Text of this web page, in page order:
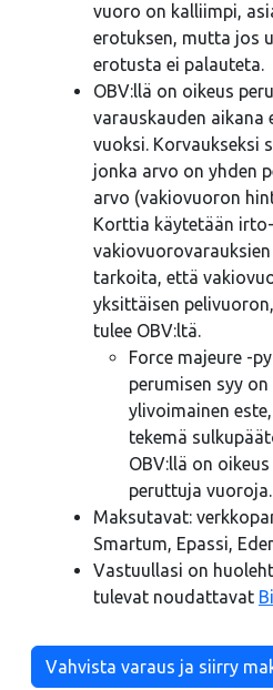
vuoro on kalliimpi,
erotuksen, mutta jos
erotusta ei palauteta.
OBV:llä on oikeus
varauskauden aikana
vuoksi. Korvaukseksi
jonka arvo on yhden
arvo (vakiovuoron
Korttia käytetään
tarkoita, että
yksittäisen
tulee OBV:ltä.
Force majeure -
perumisen syy
ylivoimainen
tekemä
OBV:llä on
peruttuja vuoroja.
Maksutavat:
Smartum, Epassi,
Vastuullasi on
tulevat noudattavat
Vahvista varaus ja siirry